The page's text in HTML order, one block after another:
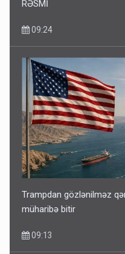
RƏSMİ
09:24
Trampdan gözlənilməz
müharibə bitir
09:13